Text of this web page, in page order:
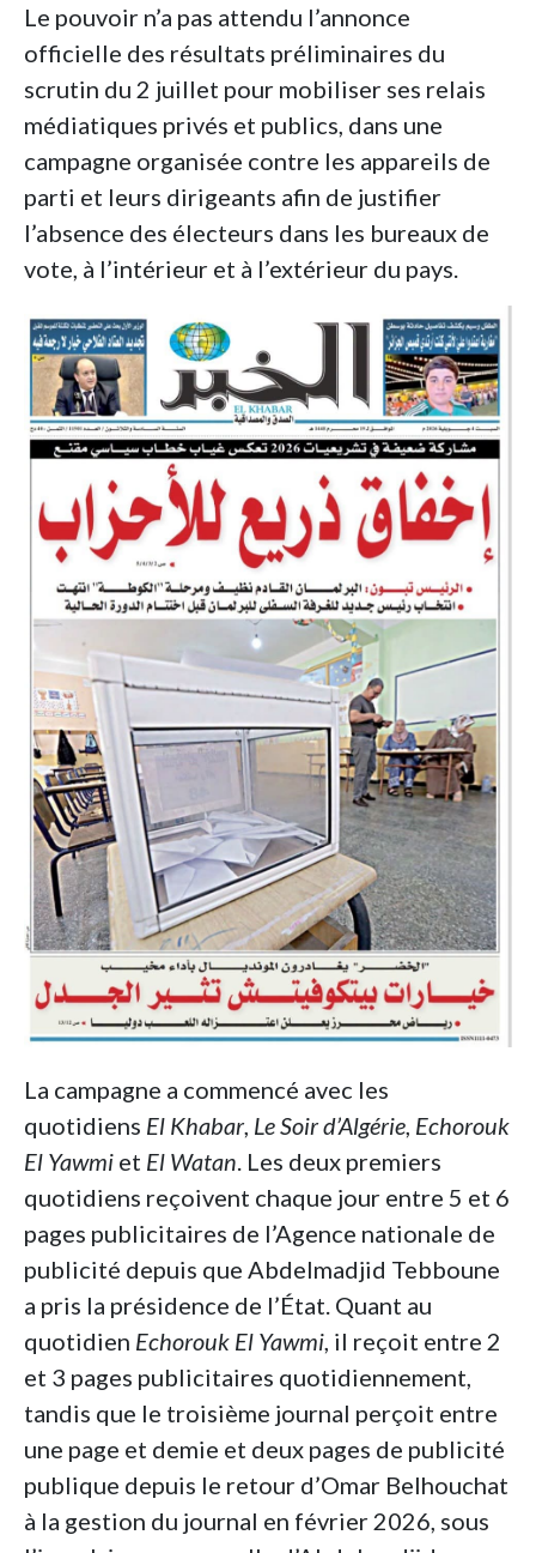
Le pouvoir n’a pas attendu l’annonce
officielle des résultats préliminaires du
scrutin du 2 juillet pour mobiliser ses relais
médiatiques privés et publics, dans une
campagne organisée contre les appareils de
parti et leurs dirigeants afin de justifier
l’absence des électeurs dans les bureaux de
vote, à l’intérieur et à l’extérieur du pays.
La campagne a commencé avec les
quotidiens El Khabar, Le Soir d’Algérie, Echorouk
El Yawmi et El Watan. Les deux premiers
quotidiens reçoivent chaque jour entre 5 et 6
pages publicitaires de l’Agence nationale de
publicité depuis que Abdelmadjid Tebboune
a pris la présidence de l’État. Quant au
quotidien Echorouk El Yawmi, il reçoit entre 2
et 3 pages publicitaires quotidiennement,
tandis que le troisième journal perçoit entre
une page et demie et deux pages de publicité
publique depuis le retour d’Omar Belhouchat
à la gestion du journal en février 2026, sous